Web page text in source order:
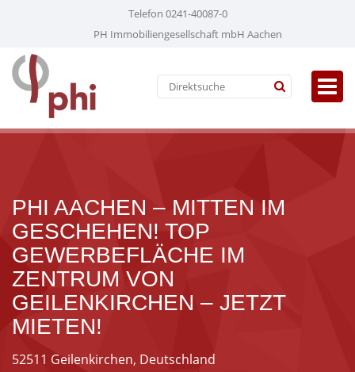
Telefon 0241-40087-0
PH Immobiliengesellschaft mbH Aachen
PHI AACHEN – MITTEN IM
GESCHEHEN! TOP
GEWERBEFLÄCHE IM
ZENTRUM VON
GEILENKIRCHEN – JETZT
MIETEN!
52511 Geilenkirchen, Deutschland